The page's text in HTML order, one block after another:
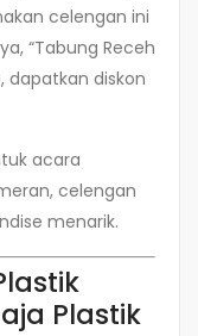
celengan ini
“Tabung Receh
dapatkan diskon
acara
celengan
menarik.
Plastik